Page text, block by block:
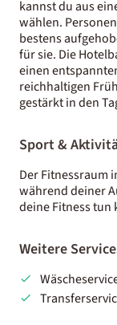
kannst du aus
wählen.
bestens
für sie. Die
einen
reichhaltigen
gestärkt in den
Sport &
Der Fitnessraum
während deiner
deine Fitness tun
Weitere